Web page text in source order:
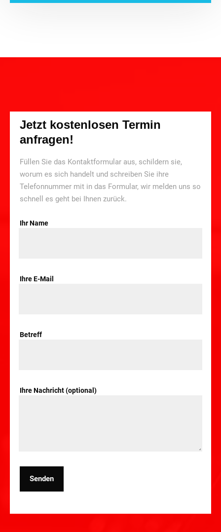
Jetzt kostenlosen Termin
anfragen!
Füllen Sie das Kontaktformular aus, schildern sie,
worum es sich handelt und schreiben Sie ihre
Telefonnummer mit in das Formular, wir melden uns so
schnell es geht bei Ihnen zurück.
Ihr Name
Ihre E-Mail
Betreff
Ihre Nachricht (optional)
Senden